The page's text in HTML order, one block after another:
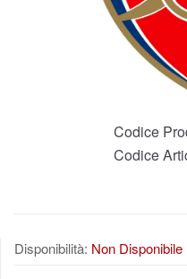
Codice
Codice
Disponibilità: Non Disponibile